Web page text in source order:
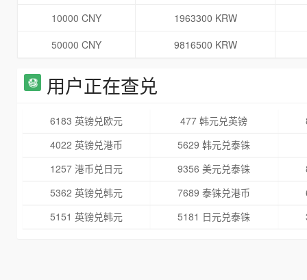
10000 CNY
1963300 KRW
50000 CNY
9816500 KRW
用户正在查兑
6183 英镑兑欧元 477 韩元兑英镑
4022 英镑兑港币
5629 韩元兑泰铢
1257 港币兑日元
9356 美元兑泰铢
5362 英镑兑韩元
7689 泰铢兑港币
5151 英镑兑韩元
5181 日元兑泰铢